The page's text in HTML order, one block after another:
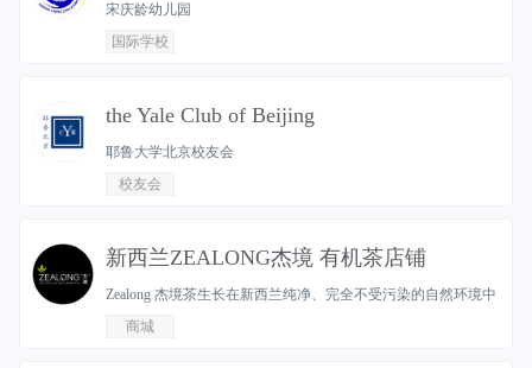
宋庆龄幼儿园
国际学校
the Yale Club of Beijing
耶鲁大学北京校友会
校友会
新西兰ZEALONG杰境 有机茶店铺
Zealong 杰境茶生长在新西兰纯净、完全不受污染的自然环境中
商城